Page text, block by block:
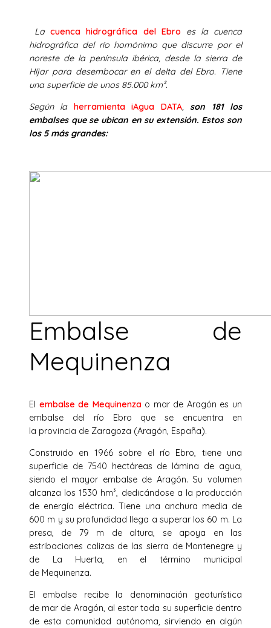
Lacuenca hidrográfica del Ebro es la cuenca
hidrográfica del río homónimo que discurre por el
noreste de la península ibérica, desde la sierra de
Híjar para desembocar en el delta del Ebro. Tiene
una superficie de unos 85.000 km².
Según la herramienta iAgua DATA,son 181 los
embalses que se ubican en su extensión. Estos son
los 5 más grandes:
Embalse de
Mequinenza
El embalse de Mequinenzao mar de Aragón es un
embalse del río Ebro que se encuentra en
la provincia de Zaragoza (Aragón, España).
Construido en 1966 sobre el río Ebro, tiene una
superficie de 7540 hectáreas de lámina de agua,
siendo el mayor embalse de Aragón. Su volumen
alcanza los 1530 hm³, dedicándose a la producción
de energía eléctrica. Tiene una anchura media de
600 m y su profundidad llega a superar los 60 m. La
presa, de 79 m de altura, se apoya en las
estribaciones calizas de las sierra de Montenegre y
de La Huerta, en el término municipal
de Mequinenza.
El embalse recibe la denominación geoturística
de mar de Aragón, al estar toda su superficie dentro
de esta comunidad autónoma, sirviendo en algún